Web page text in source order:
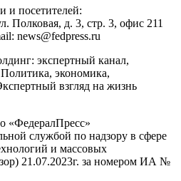
и посетителей:
Полковая, д. 3, стр. 3, офис 211
news@fedpress.ru
экспертный канал,
экономика,
взгляд на жизнь
«ФедералПресс»
службой по надзору в сфере
и массовых
21.07.2023г. за номером ИА №